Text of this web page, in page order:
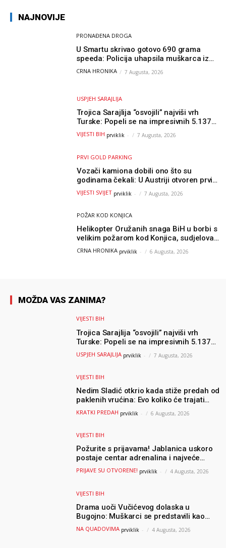
NAJNOVIJE
PRONAĐENA DROGA
U Smartu skrivao gotovo 690 grama
speeda: Policija uhapsila muškarca iz
Hercegovine
CRNA HRONIKA 7 Augusta, 2026
USPJEH SARAJLIJA
Trojica Sarajlija “osvojili” najviši vrh
Turske: Popeli se na impresivnih 5.137
metara
VIJESTI BIH prviklik - 7 Augusta, 2026
PRVI GOLD PARKING
Vozači kamiona dobili ono što su
godinama čekali: U Austriji otvoren prvi
GOLD sigurni parking
VIJESTI SVIJET prviklik - 7 Augusta, 2026
POŽAR KOD KONJICA
Helikopter Oružanih snaga BiH u borbi s
velikim požarom kod Konjica, sudjelovao
i Air Tractor
CRNA HRONIKA prviklik - 6 Augusta, 2026
MOŽDA VAS ZANIMA?
VIJESTI BIH
Trojica Sarajlija “osvojili” najviši vrh
Turske: Popeli se na impresivnih 5.137
metara
USPJEH SARAJLIJA prviklik - 7 Augusta, 2026
VIJESTI BIH
Nedim Sladić otkrio kada stiže predah od
paklenih vrućina: Evo koliko će trajati
osvježenje u BiH
KRATKI PREDAH prviklik - 6 Augusta, 2026
VIJESTI BIH
Požurite s prijavama! Jablanica uskoro
postaje centar adrenalina i najveće
outdoor avanture ovog ljeta
PRIJAVE SU OTVORENE! prviklik - 4 Augusta, 2026
VIJESTI BIH
Drama uoči Vučićevog dolaska u
Bugojno: Muškarci se predstavili kao
osiguranje pa pobjegli u šumu
NA QUADOVIMA prviklik - 4 Augusta, 2026